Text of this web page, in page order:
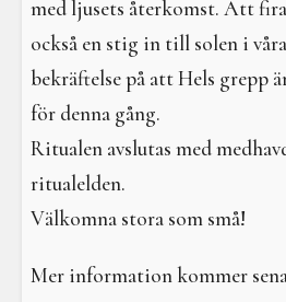
med ljusets återkomst. Att
också en stig in till solen i
bekräftelse på att Hels grepp
för denna gång.
Ritualen avslutas med
ritualelden.
Välkomna stora som små!
Mer information kommer